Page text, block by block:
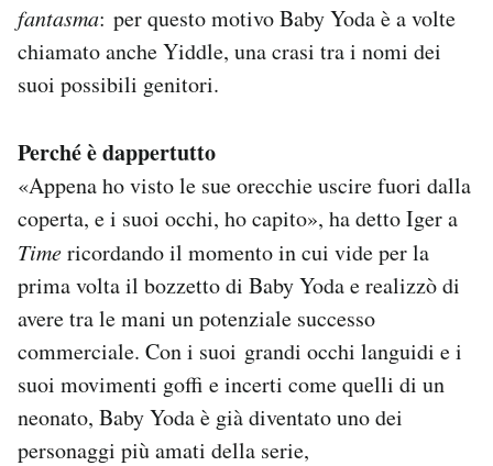
fantasma: per questo motivo Baby Yoda è a volte
chiamato anche Yiddle, una crasi tra i nomi dei
suoi possibili genitori.
Perché è dappertutto
«Appena ho visto le sue orecchie uscire fuori dalla
coperta, e i suoi occhi, ho capito», ha detto Iger a
Timericordando il momento in cui vide per la
prima volta il bozzetto di Baby Yoda e realizzò di
avere tra le mani un potenziale successo
commerciale. Con i suoi grandi occhi languidi e i
suoi movimenti goffi e incerti come quelli di un
neonato, Baby Yoda è già diventato uno dei
personaggi più amati della serie,